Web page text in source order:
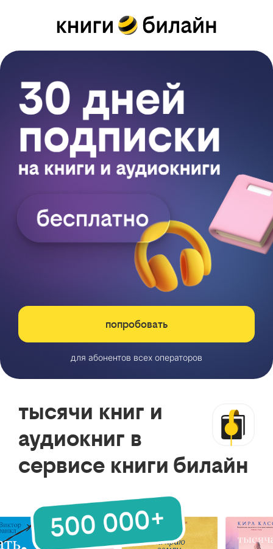
попробовать
для абонентов всех операторов
тысячи книг и
аудиокниг в
сервисе книги билайн